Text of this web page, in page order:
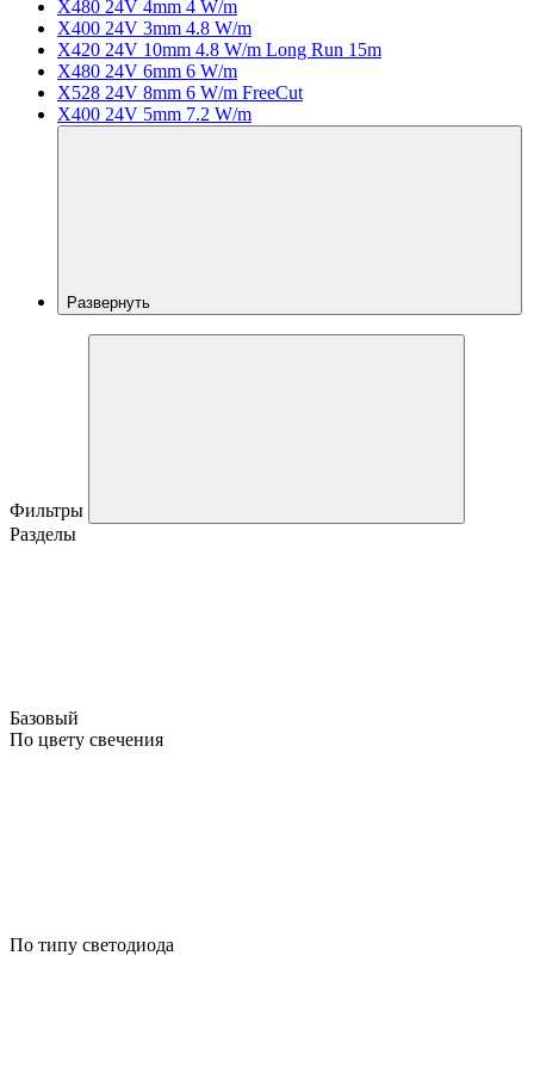
X480 24V 4mm 4 W/m
X400 24V 3mm 4.8 W/m
X420 24V 10mm 4.8 W/m Long Run 15m
X480 24V 6mm 6 W/m
X528 24V 8mm 6 W/m FreeCut
X400 24V 5mm 7.2 W/m
Развернуть
Фильтры
Разделы
Базовый
По цвету свечения
По типу светодиода